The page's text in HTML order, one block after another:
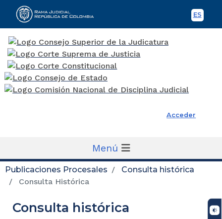
ES
Rama Judicial
Acceder
Menú
Publicaciones Procesales
Consulta histórica
Consulta Histórica
Consulta histórica